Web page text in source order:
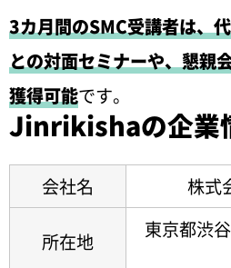
3カ月間のSMC受講者は、
との対面セミナーや、懇親
獲得可能です。
Jinrikishaの企業
会社名 株式
所在地
東京都渋